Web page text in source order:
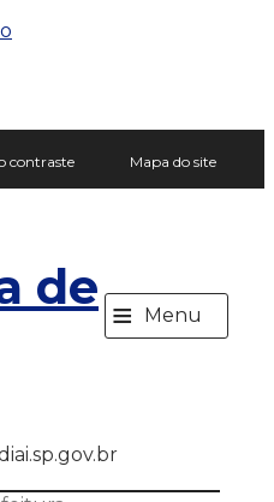
contraste Mapa do site
de ≡ Menu